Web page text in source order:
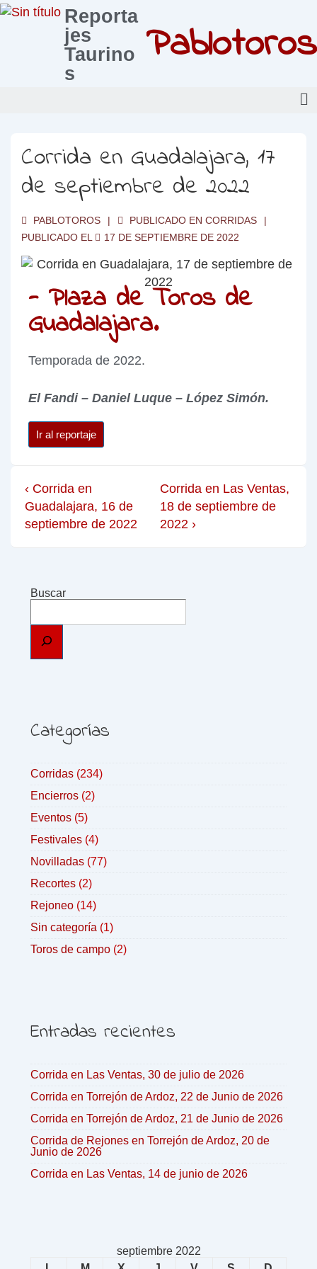
Reporta
jes
Taurino
s
Pablotoros
Corrida en Guadalajara, 17
de septiembre de 2022
PABLOTOROS PUBLICADO EN CORRIDAS
PUBLICADO EL
17 DE SEPTIEMBRE DE 2022
- Plaza de Toros de
Guadalajara.
Temporada de 2022.
El Fandi – Daniel Luque – López Simón.
Ir al reportaje
‹ Corrida en
Guadalajara, 16 de
septiembre de 2022
Corrida en Las Ventas,
18 de septiembre de
2022 ›
Buscar
Categorías
Corridas (234)
Encierros (2)
Eventos (5)
Festivales (4)
Novilladas (77)
Recortes (2)
Rejoneo (14)
Sin categoría (1)
Toros de campo (2)
Entradas recientes
Corrida en Las Ventas, 30 de julio de 2026
Corrida en Torrejón de Ardoz, 22 de Junio de 2026
Corrida en Torrejón de Ardoz, 21 de Junio de 2026
Corrida de Rejones en Torrejón de Ardoz, 20 de
Junio de 2026
Corrida en Las Ventas, 14 de junio de 2026
septiembre 2022